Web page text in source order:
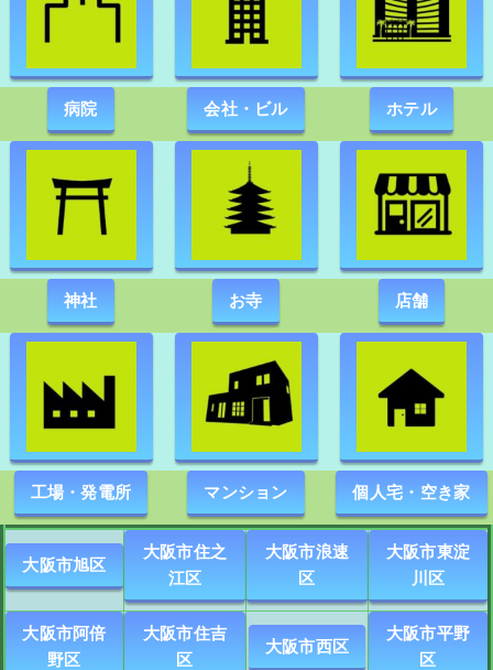
病院 会社・ビル ホテル
神社 お寺 店舗
工場・発電所 マンション 個人宅・空き家
大阪市旭区
大阪市住之
江区
大阪市浪速
区
大阪市東淀
川区
大阪市阿倍
野区
大阪市住吉
区
大阪市西区
大阪市平野
区